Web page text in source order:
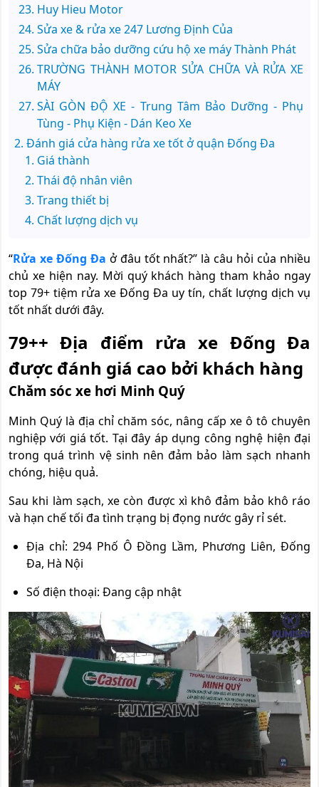
Huy Hieu Motor
Sửa xe & rửa xe 247 Lương Định Của
Sửa chữa bảo dưỡng cứu hộ xe máy Thành Phát
TRƯỜNG THÀNH MOTOR SỬA CHỮA VÀ RỬA XE
MÁY
SÀI GÒN ĐỘ XE - Trung Tâm Bảo Dưỡng - Phụ
Tùng - Phụ Kiện - Dán Keo Xe
Đánh giá cửa hàng rửa xe tốt ở quận Đống Đa
Giá thành
Thái độ nhân viên
Trang thiết bị
Chất lượng dịch vụ
“Rửa xe Đống Đa ở đâu tốt nhất?” là câu hỏi của nhiều
chủ xe hiện nay. Mời quý khách hàng tham khảo ngay
top 79+ tiệm rửa xe Đống Đa uy tín, chất lượng dịch vụ
tốt nhất dưới đây.
79++ Địa điểm rửa xe Đống Đa
được đánh giá cao bởi khách hàng
Chăm sóc xe hơi Minh Quý
Minh Quý là địa chỉ chăm sóc, nâng cấp xe ô tô chuyên
nghiệp với giá tốt. Tại đây áp dụng công nghệ hiện đại
trong quá trình vệ sinh nên đảm bảo làm sạch nhanh
chóng, hiệu quả.
Sau khi làm sạch, xe còn được xì khô đảm bảo khô ráo
và hạn chế tối đa tình trạng bị đọng nước gây rỉ sét.
Địa chỉ: 294 Phố Ô Đồng Lầm, Phương Liên, Đống
Đa, Hà Nội
Số điện thoại: Đang cập nhật